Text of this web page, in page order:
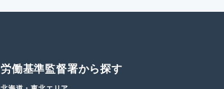
労働基準監督署から探す